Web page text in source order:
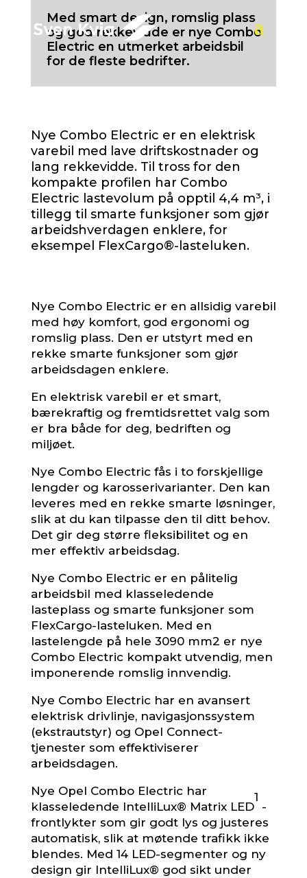
Med smart design, romslig plass
og god rekkevidde er nye Combo
Electric en utmerket arbeidsbil
for de fleste bedrifter.
Nye Combo Electric er en elektrisk
varebil med lave driftskostnader og
lang rekkevidde. Til tross for den
kompakte profilen har Combo
Electric lastevolum på opptil 4,4 m³, i
tillegg til smarte funksjoner som gjør
arbeidshverdagen enklere, for
eksempel FlexCargo®-lasteluken.
Nye Combo Electric er en allsidig varebil
med høy komfort, god ergonomi og
romslig plass. Den er utstyrt med en
rekke smarte funksjoner som gjør
arbeidsdagen enklere.
En elektrisk varebil er et smart,
bærekraftig og fremtidsrettet valg som
er bra både for deg, bedriften og
miljøet.
Nye Combo Electric fås i to forskjellige
lengder og karosserivarianter. Den kan
leveres med en rekke smarte løsninger,
slik at du kan tilpasse den til ditt behov.
Det gir deg større fleksibilitet og en
mer effektiv arbeidsdag.
Nye Combo Electric er en pålitelig
arbeidsbil med klasseledende
lasteplass og smarte funksjoner som
FlexCargo-lasteluken. Med en
lastelengde på hele 3090 mm2 er nye
Combo Electric kompakt utvendig, men
imponerende romslig innvendig.
Nye Combo Electric har en avansert
elektrisk drivlinje, navigasjonssystem
(ekstrautstyr) og Opel Connect-
tjenester som effektiviserer
arbeidsdagen.
Nye Opel Combo Electric har
klasseledende IntelliLux® Matrix LED
1
-
frontlykter som gir godt lys og justeres
automatisk, slik at møtende trafikk ikke
blendes. Med 14 LED-segmenter og ny
design gir IntelliLux® god sikt under